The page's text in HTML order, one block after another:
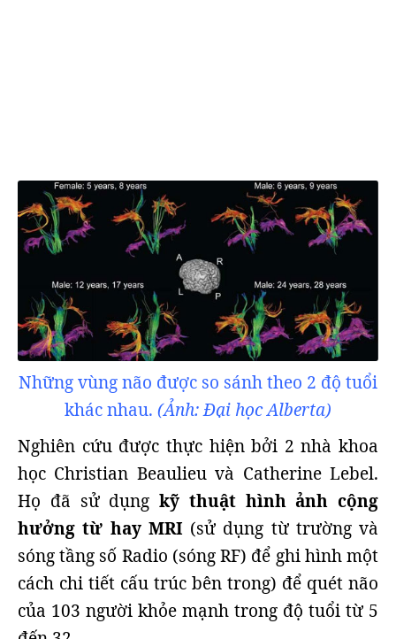
Những vùng não được so sánh theo 2 độ tuổi
khác nhau. (Ảnh: Đại học Alberta)
Nghiên cứu được thực hiện bởi 2 nhà khoa
học Christian Beaulieu và Catherine Lebel.
Họ đã sử dụng kỹ thuật hình ảnh cộng
hưởng từ hay MRI(sử dụng từ trường và
sóng tầng số Radio (sóng RF) để ghi hình một
cách chi tiết cấu trúc bên trong) để quét não
của 103 người khỏe mạnh trong độ tuổi từ 5